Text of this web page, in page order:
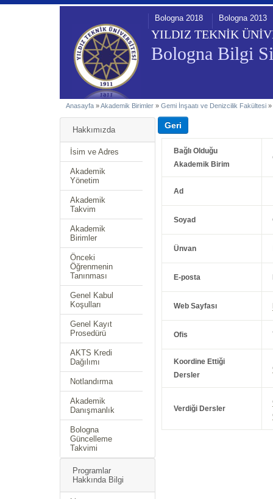
YILDIZ TEKNİK
Bologna Bilgi
Bologna 2018 Bologna 2013
Anasayfa »Akademik Birimler » Gemi İnşaatı ve Denizcilik Fakültesi »
Hakkımızda
İsim ve Adres
Akademik
Yönetim
Akademik
Takvim
Akademik
Birimler
Önceki
Öğrenmenin
Tanınması
Genel Kabul
Koşulları
Genel Kayıt
Prosedürü
AKTS Kredi
Dağılımı
Notlandırma
Akademik
Danışmanlık
Bologna
Güncelleme
Takvimi
Programlar
Hakkında Bilgi
Bağlı Olduğu
Akademik Birim
Ad
Soyad
Ünvan
E-posta
Web Sayfası
Ofis
Koordine Ettiği
Dersler
Verdiği Dersler